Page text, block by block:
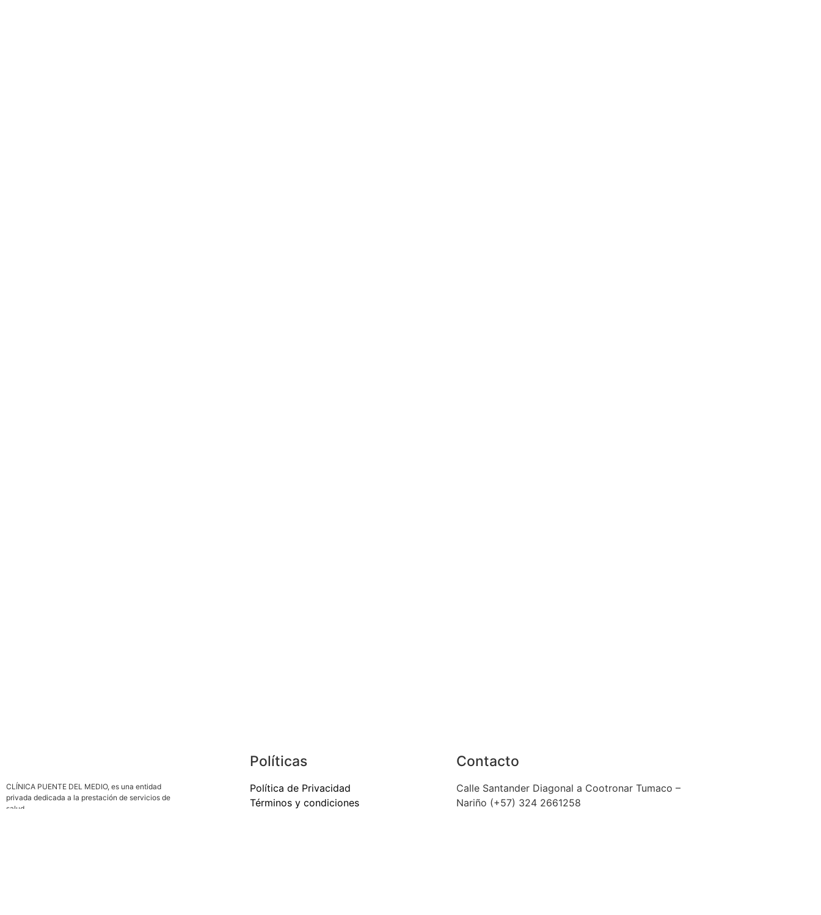
CLÍNICA PUENTE DEL MEDIO, es una entidad
privada dedicada a la prestación de servicios de
salud.
Políticas
Política de Privacidad
Términos y condiciones
Contacto
Calle Santander Diagonal a Cootronar Tumaco –
Nariño (+57) 324 2661258